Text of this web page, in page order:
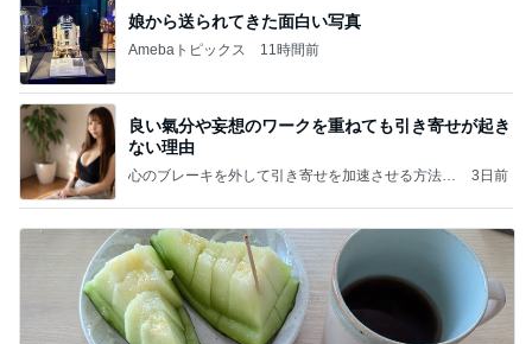
娘から送られてきた面白い写真
Amebaトピックス 11時間前
良い氣分や妄想のワークを重ねても引き寄せが起き
ない理由
心のブレーキを外して引き寄せを加速させる方法：
3日前